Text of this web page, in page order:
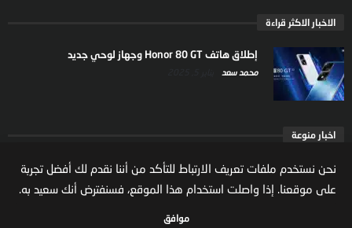
الاخبار الاكثر قراءة
إطلاق هاتف Honor 80 GT وجهاز لوحي جديد
محمد سعد
اخبار منوعة
ارتفاع ملكية المستثمرين الاجانب في السوق السعودية
مال واعمال
نحن نستخدم ملفات تعريف الارتباط للتأكد من أننا نقدم لك أفضل تجربة
على موقعنا. إذا واصلت استخدام هذا الموقع، فسنفترض أنك سعيد به.
موافق